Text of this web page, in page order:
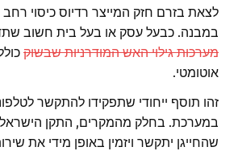
לצאת בזרם חזק המייצר רדיוס כיסוי
במבנה. כבעל עסק או בעל בית חשוב
מערכות גילוי האש המודרניות שבשוק
אוטומטי.
זהו תוסף ייחודי שתפקידו להתקשר
שהחייגן יתקשר ויזמין באופן מידי את